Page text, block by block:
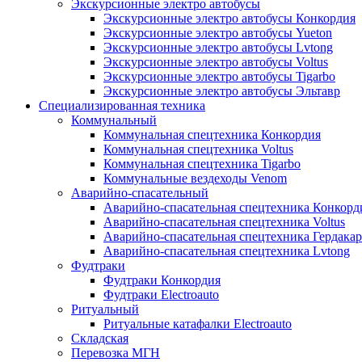
Экскурсионные электро автобусы
Экскурсионные электро автобусы Конкордия
Экскурсионные электро автобусы Yueton
Экскурсионные электро автобусы Lvtong
Экскурсионные электро автобусы Voltus
Экскурсионные электро автобусы Tigarbo
Экскурсионные электро автобусы Эльтавр
Специализированная техника
Коммунальный
Коммунальная спецтехника Конкордия
Коммунальная спецтехника Voltus
Коммунальная спецтехника Tigarbo
Коммунальные вездеходы Venom
Аварийно-спасательный
Аварийно-спасательная спецтехника
Аварийно-спасательная спецтехника Voltus
Аварийно-спасательная спецтехника Гердакар
Аварийно-спасательная спецтехника Lvtong
Фудтраки
Фудтраки Конкордия
Фудтраки Electroauto
Ритуальный
Ритуальные катафалки Electroauto
Складская
Перевозка МГН